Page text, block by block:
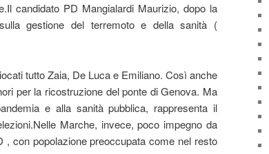
candidato PD Mangialardi Maurizio, dopo la
gestione del terremoto e della sanità (
tutto Zaia, De Luca e Emiliano. Così anche
per la ricostruzione del ponte di Genova. Ma
e alla sanità pubblica, rappresenta il
Marche, invece, poco impegno da
con popolazione preoccupata come nel resto